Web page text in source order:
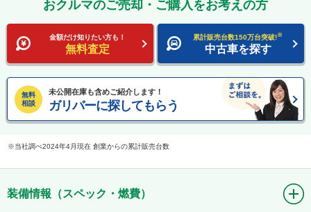
おクルマのご売却・ご購入をお考えの方
金額だけ知りたい方も！
無料査定
累計販売台数150万台突破!※
中古車を探す
無料
相談
未公開在庫も含めご紹介します！
ガリバーに探してもらう
当社調べ2024年4月現在 創業からの累計販売台数
装備情報（スペック・燃費）